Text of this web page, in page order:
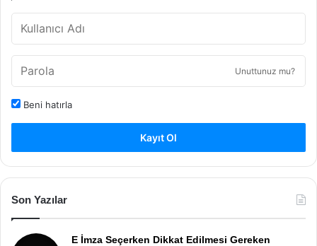
Unuttunuz mu?
Beni hatırla
Kayıt Ol
Son Yazılar
E İmza Seçerken Dikkat Edilmesi Gereken